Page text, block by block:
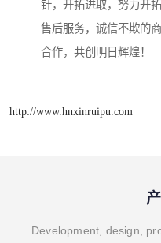
针，开拓进取，努力开
售后服务，诚信不欺的
合作，共创明日辉煌！
http://www.hnxinruipu.com
Development, design,